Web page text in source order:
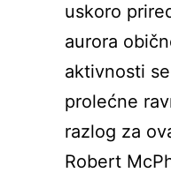
uskoro
aurora
aktivnosti
prolećne
razlog za
Robert